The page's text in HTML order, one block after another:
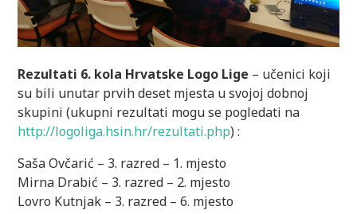
Rezultati 6. kola Hrvatske Logo Lige – učenici koji
su bili unutar prvih deset mjesta u svojoj dobnoj
skupini (ukupni rezultati mogu se pogledati na
http://logoliga.hsin.hr/rezultati.php) :
Saša Ovčarić – 3. razred – 1. mjesto
Mirna Drabić – 3. razred – 2. mjesto
Lovro Kutnjak – 3. razred – 6. mjesto